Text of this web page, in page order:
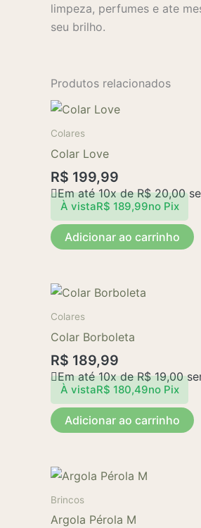
limpeza, perfumes e ate
seu brilho.
Produtos relacionados
Colares
Colar Love
R$ 199,99
Em até 10x deR$20,00
À vistaR$ 189,99no Pix
Adicionar ao carrinho
Colares
Colar Borboleta
R$ 189,99
Em até 10x deR$19,00
À vistaR$ 180,49no Pix
Adicionar ao carrinho
Brincos
Argola Pérola M